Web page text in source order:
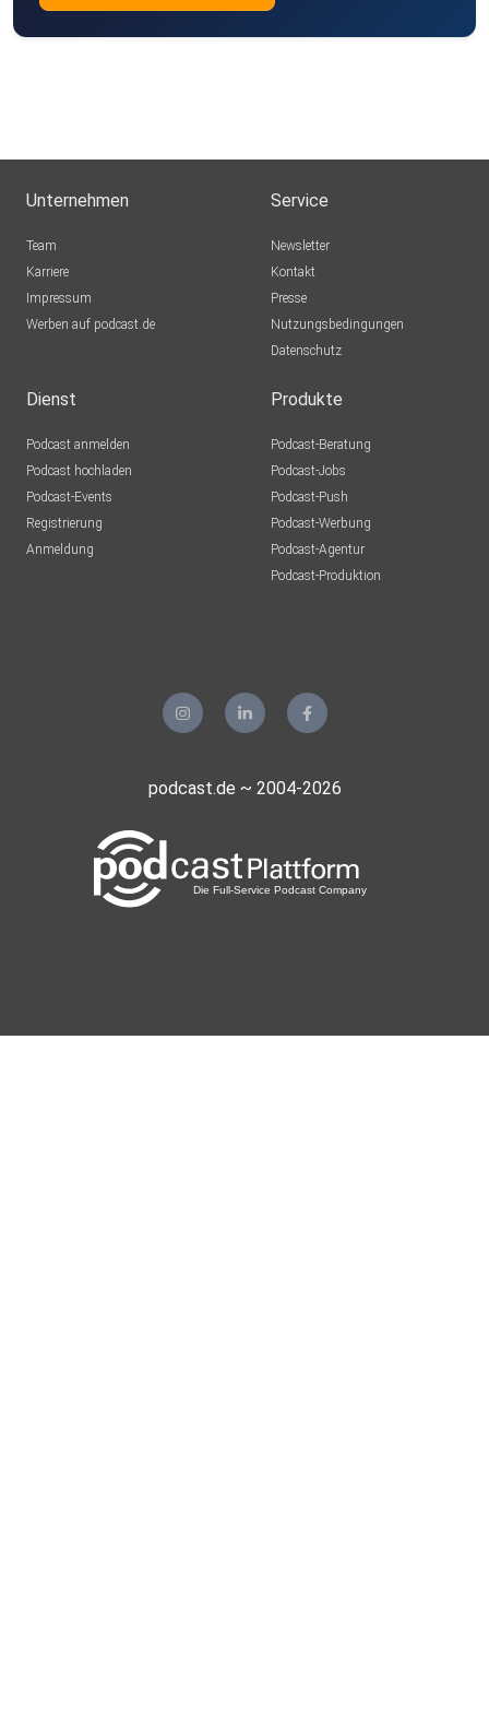
Unternehmen
Team
Karriere
Impressum
Werben auf podcast.de
Service
Newsletter
Kontakt
Presse
Nutzungsbedingungen
Datenschutz
Dienst
Podcast anmelden
Podcast hochladen
Podcast-Events
Registrierung
Anmeldung
Produkte
Podcast-Beratung
Podcast-Jobs
Podcast-Push
Podcast-Werbung
Podcast-Agentur
Podcast-Produktion
podcast.de ~ 2004-2026